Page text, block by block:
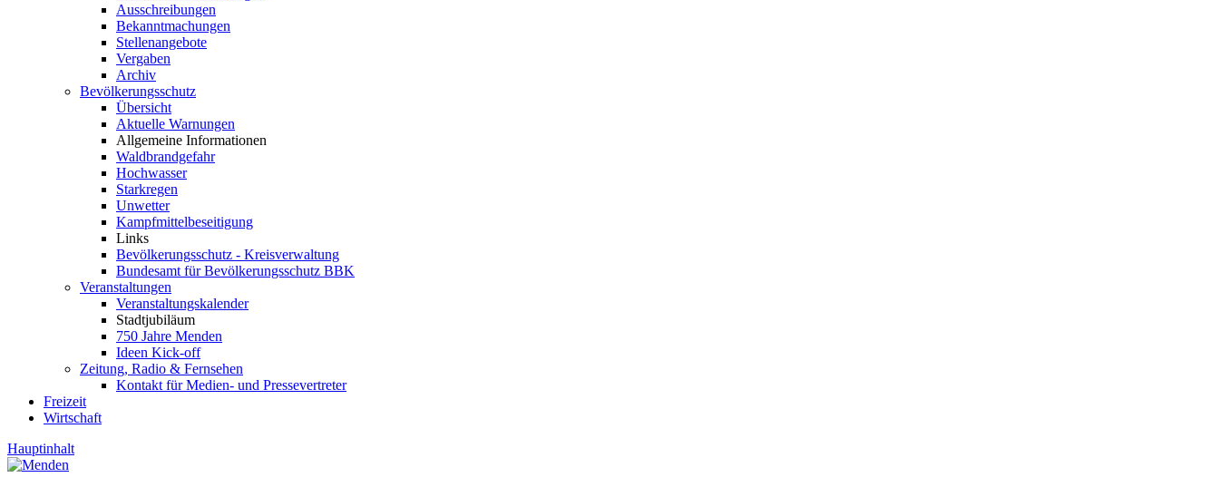
Ausschreibungen
Bekanntmachungen
Stellenangebote
Vergaben
Archiv
Bevölkerungsschutz
Übersicht
Aktuelle Warnungen
Allgemeine Informationen
Waldbrandgefahr
Hochwasser
Starkregen
Unwetter
Kampfmittelbeseitigung
Links
Bevölkerungsschutz - Kreisverwaltung
Bundesamt für Bevölkerungsschutz BBK
Veranstaltungen
Veranstaltungskalender
Stadtjubiläum
750 Jahre Menden
Ideen Kick-off
Zeitung, Radio & Fernsehen
Kontakt für Medien- und Pressevertreter
Freizeit
Wirtschaft
Hauptinhalt